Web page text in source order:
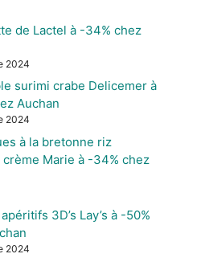
de Lactel à -34% chez
2024
surimi crabe Delicemer à
Auchan
2024
à la bretonne riz
Marie à -34% chez
3D’s Lay’s à -50%
2024